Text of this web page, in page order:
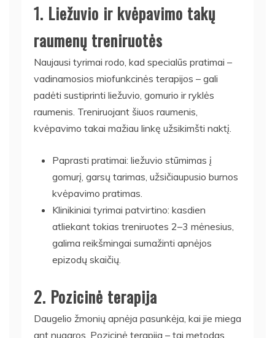
1. Liežuvio ir kvėpavimo takų
raumenų treniruotės
Naujausi tyrimai rodo, kad specialūs pratimai –
vadinamosios miofunkcinės terapijos – gali
padėti sustiprinti liežuvio, gomurio ir ryklės
raumenis. Treniruojant šiuos raumenis,
kvėpavimo takai mažiau linkę užsikimšti naktį.
Paprasti pratimai: liežuvio stūmimas į
gomurį, garsų tarimas, užsičiaupusio burnos
kvėpavimo pratimas.
Klinikiniai tyrimai patvirtino: kasdien
atliekant tokias treniruotes 2–3 mėnesius,
galima reikšmingai sumažinti apnėjos
epizodų skaičių.
2. Pozicinė terapija
Daugelio žmonių apnėja pasunkėja, kai jie miega
ant nugaros. Pozicinė terapija – tai metodas,